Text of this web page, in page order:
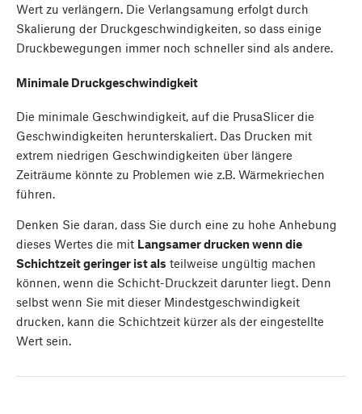
Wert zu verlängern. Die Verlangsamung erfolgt durch
Skalierung der Druckgeschwindigkeiten, so dass einige
Druckbewegungen immer noch schneller sind als andere.
Minimale Druckgeschwindigkeit
Die minimale Geschwindigkeit, auf die PrusaSlicer die
Geschwindigkeiten herunterskaliert. Das Drucken mit
extrem niedrigen Geschwindigkeiten über längere
Zeiträume könnte zu Problemen wie z.B. Wärmekriechen
führen.
Denken Sie daran, dass Sie durch eine zu hohe Anhebung
dieses Wertes die mit Langsamer drucken wenn die
Schichtzeit geringer ist als teilweise ungültig machen
können, wenn die Schicht-Druckzeit darunter liegt. Denn
selbst wenn Sie mit dieser Mindestgeschwindigkeit
drucken, kann die Schichtzeit kürzer als der eingestellte
Wert sein.